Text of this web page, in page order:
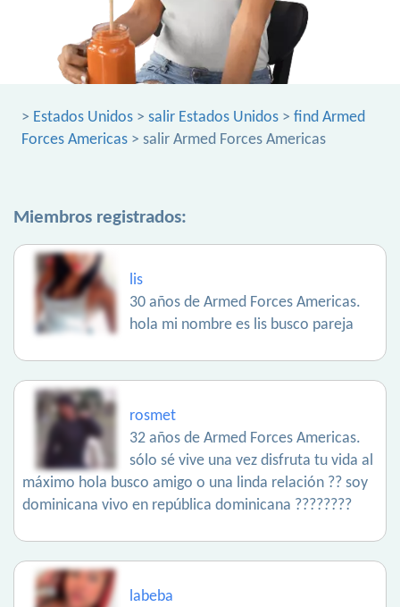
> Estados Unidos > salir Estados Unidos > find Armed
Forces Americas > salir Armed Forces Americas
Miembros registrados:
lis
30 años de Armed Forces Americas.
hola mi nombre es lis busco pareja
rosmet
32 años de Armed Forces Americas.
sólo sé vive una vez disfruta tu vida al
máximo hola busco amigo o una linda relación ?? soy
dominicana vivo en república dominicana ????????
labeba